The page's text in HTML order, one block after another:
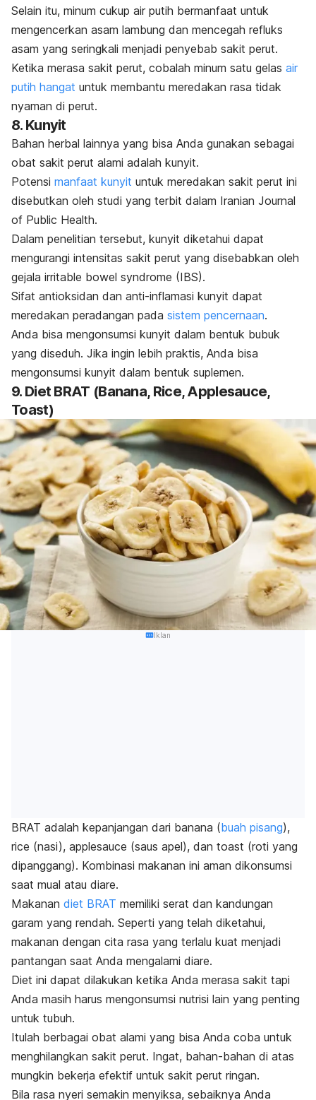
Selain itu, minum cukup air putih bermanfaat untuk
mengencerkan asam lambung dan mencegah refluks
asam yang seringkali menjadi penyebab sakit perut.
Ketika merasa sakit perut, cobalah minum satu gelas air
putih hangat untuk membantu meredakan rasa tidak
nyaman di perut.
8. Kunyit
Bahan herbal lainnya yang bisa Anda gunakan sebagai
obat sakit perut alami adalah kunyit.
Potensi manfaat kunyit untuk meredakan sakit perut ini
disebutkan oleh studi yang terbit dalam Iranian Journal
of Public Health.
Dalam penelitian tersebut, kunyit diketahui dapat
mengurangi intensitas sakit perut yang disebabkan oleh
gejala irritable bowel syndrome (IBS).
Sifat antioksidan dan anti-inflamasi kunyit dapat
meredakan peradangan pada sistem pencernaan.
Anda bisa mengonsumsi kunyit dalam bentuk bubuk
yang diseduh. Jika ingin lebih praktis, Anda bisa
mengonsumsi kunyit dalam bentuk suplemen.
9. Diet BRAT (Banana, Rice, Applesauce,
Toast)
Iklan
BRAT adalah kepanjangan dari banana (buah pisang),
rice (nasi), applesauce (saus apel), dan toast (roti yang
dipanggang). Kombinasi makanan ini aman dikonsumsi
saat mual atau diare.
Makanan diet BRAT memiliki serat dan kandungan
garam yang rendah. Seperti yang telah diketahui,
makanan dengan cita rasa yang terlalu kuat menjadi
pantangan saat Anda mengalami diare.
Diet ini dapat dilakukan ketika Anda merasa sakit tapi
Anda masih harus mengonsumsi nutrisi lain yang penting
untuk tubuh.
Itulah berbagai obat alami yang bisa Anda coba untuk
menghilangkan sakit perut. Ingat, bahan-bahan di atas
mungkin bekerja efektif untuk sakit perut ringan.
Bila rasa nyeri semakin menyiksa, sebaiknya Anda